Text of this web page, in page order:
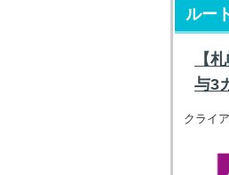
ルー
【
与3
クライ